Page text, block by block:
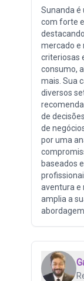
Sunanda é
com forte
mercado e
criteriosas
consumo,
mais. Sua
diversos
de
de
por uma
baseados
aventura e
amplia a